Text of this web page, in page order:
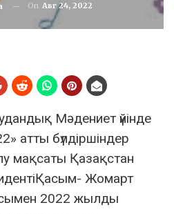
On Авг 24, 2022
Мәдениет үйінде
атты бүлдіршіндер
мақсаты Қазақстан
Жомарт
2022 жылды